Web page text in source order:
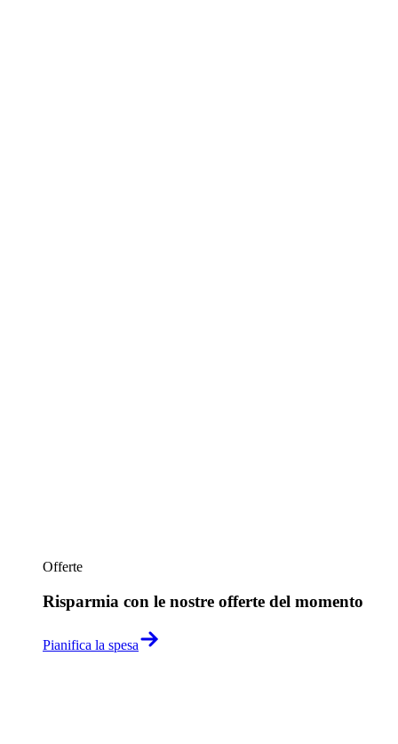
Offerte
Risparmia con le nostre offerte del momento
Pianifica la spesa